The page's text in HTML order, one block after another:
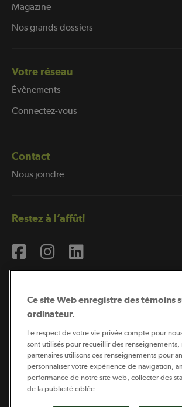
Magazine
Nos grands dossiers
Votre réseau
Évènements
Connectez-vous
Contact
Nous joindre
Restez à l’affût!
Coopérateur est publié par Sollio
Il est l’outil d’information de la
québécoise.
Ce site Web enregistre des témoins
ordinateur.
Le respect de votre vie privée compte pour
sont utilisés pour recueillir des renseignements,
partenaires utilisons ces renseignements pour
personnaliser votre expérience de navigation,
performance de notre site web, collecter des
de la publicité ciblée.